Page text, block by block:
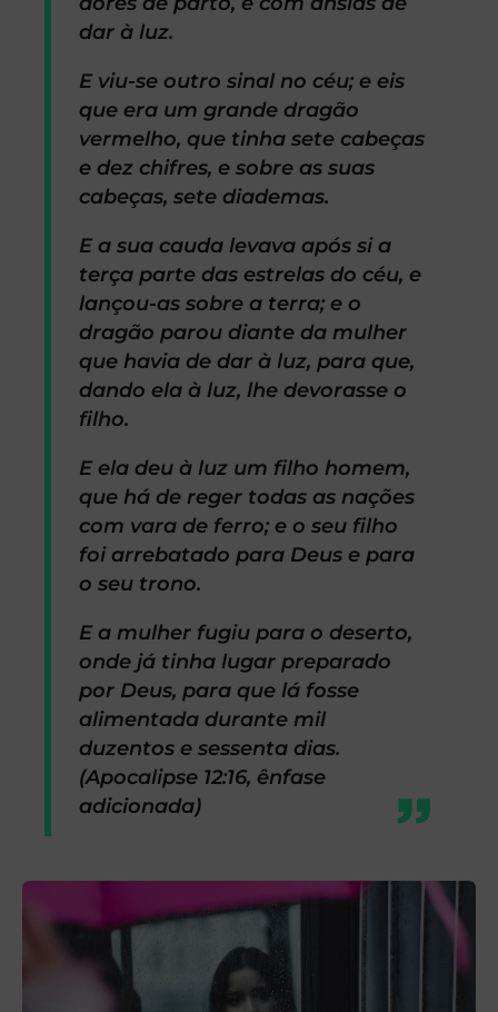
dar à luz.
E viu-se outro sinal no céu; e eis
que era um grande dragão
vermelho, que tinha sete cabeças
e dez chifres, e sobre as suas
cabeças, sete diademas.
E a sua cauda levava após si a
terça parte das estrelas do céu, e
lançou-as sobre a terra; e o
dragão parou diante da mulher
que havia de dar à luz, para que,
dando ela à luz, lhe devorasse o
filho.
E ela deu à luz um filho homem,
que há de reger todas as nações
com vara de ferro; e o seu filho
foi arrebatado para Deus e para
o seu trono.
E a mulher fugiu para o deserto,
onde já tinha lugar preparado
por Deus, para que lá fosse
alimentada durante mil
duzentos e sessenta dias.
(Apocalipse 12:16, ênfase
adicionada)